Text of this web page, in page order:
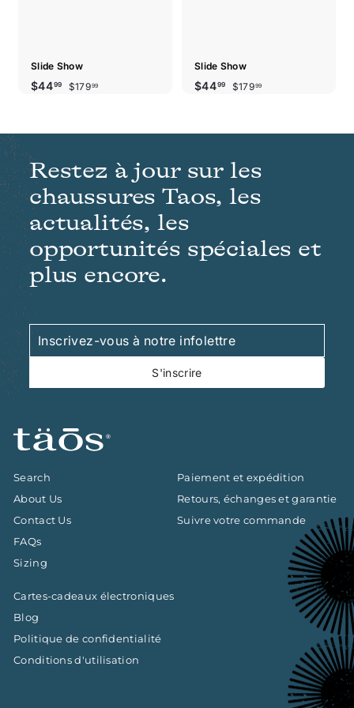
Slide Show
Prix
$4499$44.99
Prix
$17999$179.99
Slide Show
Prix
$4499$44.99
Prix
$17999$179.99
Restez à jour sur les
chaussures Taos, les
actualités, les
opportunités spéciales et
plus encore.
Inscrivez-
vous
à
infolettre
S'inscrire
S'inscrire
Search
About Us
Contact Us
FAQs
Sizing
Paiement et expédition
Retours, échanges et garantie
Suivre votre commande
Cartes-cadeaux électroniques
Blog
Politique de confidentialité
Conditions d'utilisation